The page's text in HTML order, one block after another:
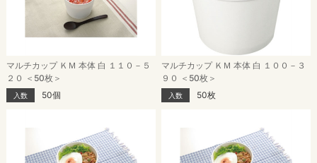
マルチカップ ＫＭ 本体 白 １１０－５
２０ ＜50枚＞
入数 50個
マルチカップ ＫＭ 本体 白 １００－３
９０ ＜50枚＞
入数 50枚